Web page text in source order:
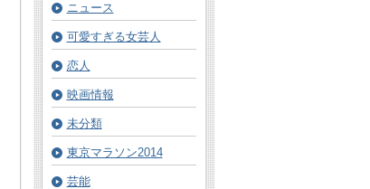
ニュース
可愛すぎる女芸人
恋人
映画情報
未分類
東京マラソン2014
芸能